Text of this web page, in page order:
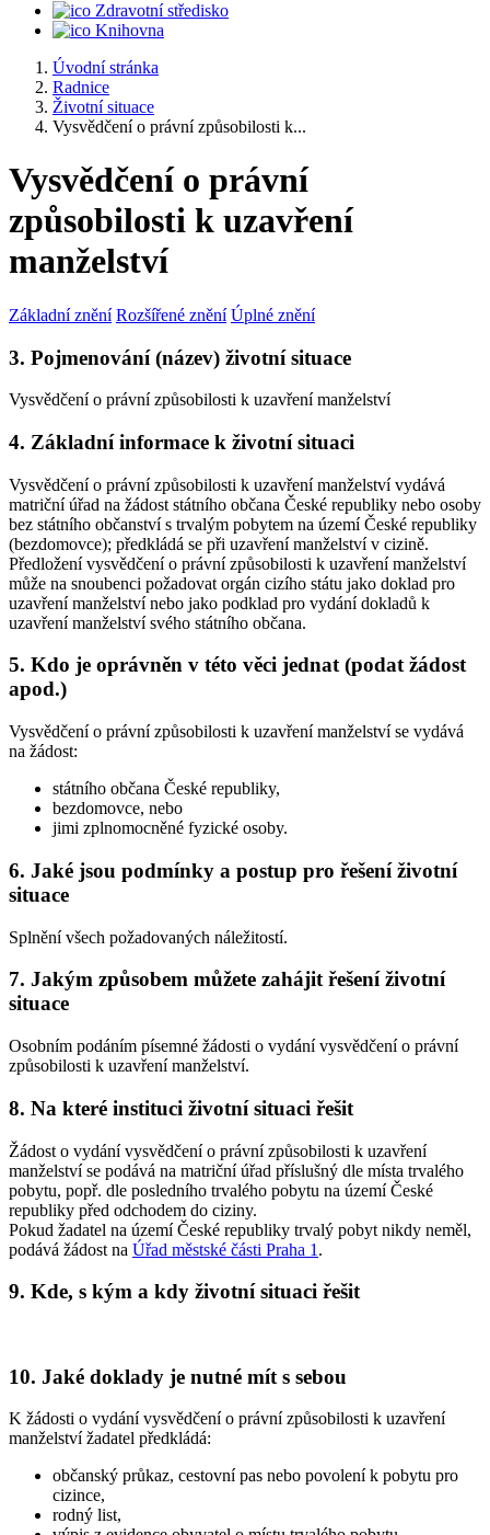
Zdravotní středisko
Knihovna
Úvodní stránka
Radnice
Životní situace
Vysvědčení o právní způsobilosti k...
Vysvědčení o právní
způsobilosti k uzavření
manželství
Základní znění Rozšířené znění Úplné znění
3. Pojmenování (název) životní situace
Vysvědčení o právní způsobilosti k uzavření manželství
4. Základní informace k životní situaci
Vysvědčení o právní způsobilosti k uzavření manželství vydává
matriční úřad na žádost státního občana České republiky nebo osoby
bez státního občanství s trvalým pobytem na území České republiky
(bezdomovce); předkládá se při uzavření manželství v cizině.
Předložení vysvědčení o právní způsobilosti k uzavření manželství
může na snoubenci požadovat orgán cizího státu jako doklad pro
uzavření manželství nebo jako podklad pro vydání dokladů k
uzavření manželství svého státního občana.
5. Kdo je oprávněn v této věci jednat (podat žádost
apod.)
Vysvědčení o právní způsobilosti k uzavření manželství se vydává
na žádost:
státního občana České republiky,
bezdomovce, nebo
jimi zplnomocněné fyzické osoby.
6. Jaké jsou podmínky a postup pro řešení životní
situace
Splnění všech požadovaných náležitostí.
7. Jakým způsobem můžete zahájit řešení životní
situace
Osobním podáním písemné žádosti o vydání vysvědčení o právní
způsobilosti k uzavření manželství.
8. Na které instituci životní situaci řešit
Žádost o vydání vysvědčení o právní způsobilosti k uzavření
manželství se podává na matriční úřad příslušný dle místa trvalého
pobytu, popř. dle posledního trvalého pobytu na území České
republiky před odchodem do ciziny.
Pokud žadatel na území České republiky trvalý pobyt nikdy neměl,
podává žádost na Úřad městské části Praha 1 .
9. Kde, s kým a kdy životní situaci řešit
10. Jaké doklady je nutné mít s sebou
K žádosti o vydání vysvědčení o právní způsobilosti k uzavření
manželství žadatel předkládá:
občanský průkaz, cestovní pas nebo povolení k pobytu pro
cizince,
rodný list,